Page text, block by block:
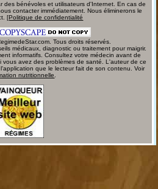
des bénévoles et utilisateurs d'Internet. En cas de
contacter immédiatement. Nous éliminerons le
[Politique de confidentialité
Tous droits réservés.
médicaux, diagnostic ou traitement pour maigrir.
informatifs. Consultez votre médecin avant de
vous avez des problèmes de santé. L'auteur de ce
que le lecteur fait de son contenu. Voir
nutritionnelle